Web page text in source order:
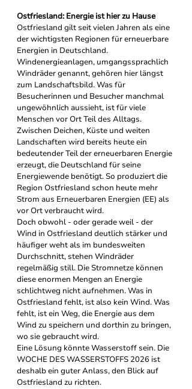
Ostfriesland: Energie ist hier zu Hause
Ostfriesland gilt seit vielen Jahren als eine
der wichtigsten Regionen für erneuerbare
Energien in Deutschland.
Windenergieanlagen, umgangssprachlich
Windräder genannt, gehören hier längst
zum Landschaftsbild. Was für
Besucherinnen und Besucher manchmal
ungewöhnlich aussieht, ist für viele
Menschen vor Ort Teil des Alltags.
Zwischen Deichen, Küste und weiten
Landschaften wird bereits heute ein
bedeutender Teil der erneuerbaren Energie
erzeugt, die Deutschland für seine
Energiewende benötigt. So produziert die
Region Ostfriesland schon heute mehr
Strom aus Erneuerbaren Energien (EE) als
vor Ort verbraucht wird.
Doch obwohl - oder gerade weil - der
Wind in Ostfriesland deutlich stärker und
häufiger weht als im bundesweiten
Durchschnitt, stehen Windräder
regelmäßig still. Die Stromnetze können
diese enormen Mengen an Energie
schlichtweg nicht aufnehmen. Was in
Ostfriesland fehlt, ist also kein Wind. Was
fehlt, ist ein Weg, die Energie aus dem
Wind zu speichern und dorthin zu bringen,
wo sie gebraucht wird.
Eine Lösung könnte Wasserstoff sein. Die
WOCHE DES WASSERSTOFFS 2026 ist
deshalb ein guter Anlass, den Blick auf
Ostfriesland zu richten.